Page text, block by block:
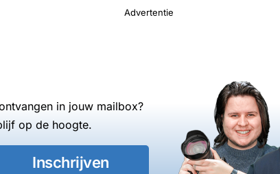
Advertentie
in jouw mailbox?
op de hoogte.
Inschrijven